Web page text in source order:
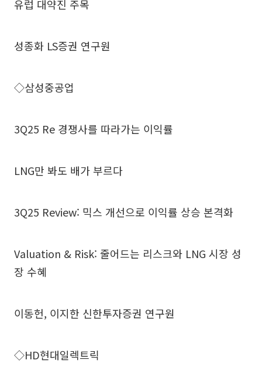
유럽 대약진 주목
성종화 LS증권 연구원
◇삼성중공업
3Q25 Re 경쟁사를 따라가는 이익률
LNG만 봐도 배가 부르다
3Q25 Review: 믹스 개선으로 이익률 상승 본격화
Valuation & Risk: 줄어드는 리스크와 LNG 시장 성
장 수혜
이동헌, 이지한 신한투자증권 연구원
◇HD현대일렉트릭